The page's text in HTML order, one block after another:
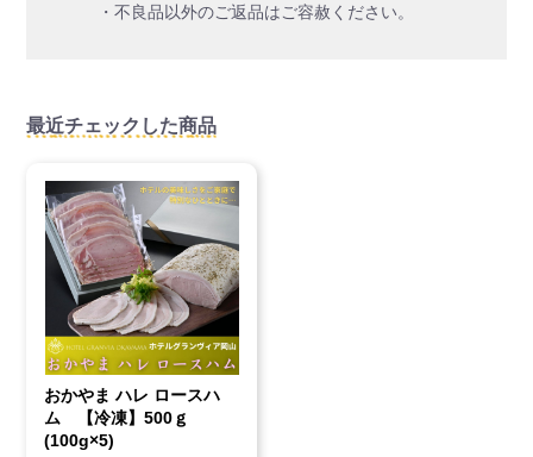
・不良品以外のご返品はご容赦ください。
最近チェックした商品
おかやま ハレ ロースハ
ム 【冷凍】500ｇ
(100g×5)